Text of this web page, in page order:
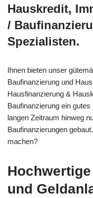
Hauskredit,
/
Spezialisten.
Ihnen bieten unser
Baufinanzierung und
Hausfinanzierung &
Baufinanzierung ein
langen Zeitraum hinweg
Baufinanzierungen
machen?
und